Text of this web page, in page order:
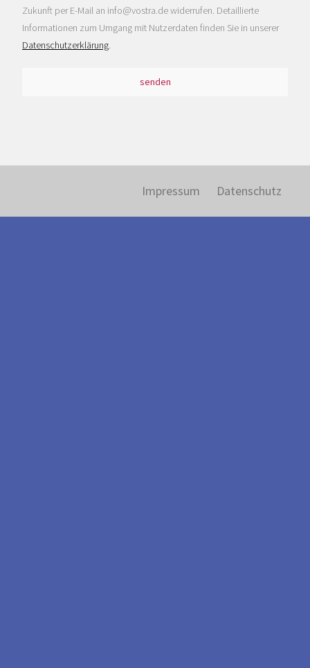
Zukunft per E-Mail an info@vostra.de widerrufen. Detaillierte
Informationen zum Umgang mit Nutzerdaten finden Sie in unserer
Datenschutzerklärung
senden
Impressum Datenschutz